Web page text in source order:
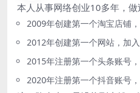
本人从事网络创业10多年，做
2009年创建第一个淘宝店铺
2012年创建第一个网站，加
2015年注册第一个头条账号
2020年注册第一个抖音账号